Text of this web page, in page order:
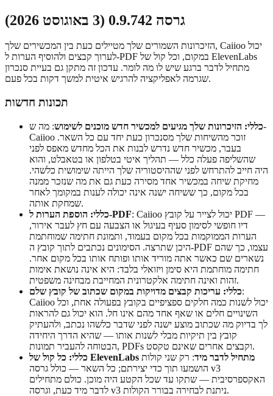
גרסה 0.9.742 (3 באוגוסט 2026)
הזיכרונות השמורים שלך מטיילים כעת בין המכשירים שלך, Caiioo יכול
לערוך קבצים ולהוסיף הערות ל-PDF במקום, וכל קול של ElevenLabs
מתחיל לדבר ברגע שיש לו מה לומר. עדכון זה מתקן גם בעיית סנכרון
שגרמה לאפליקציה להרגיש איטית למשך דקות בכל פעם.
תכונות חדשות
כללי: הזיכרונות שלך מגיעים למכשיר חדש מוכנים לשימוש: מה ש-
Caiioo זוכר מהשיחות שלך מסנכרון כעת יחד עם כל השאר.
בעבר, מכשיר חדש נדרש לבנות את הכל מחדש מאפס לפני
שהשליפה פעלה כלל — תהליך איטי בטלפון או בטאבלט, והוא
היה חייב להתרחש לפני שההיסטוריה שלך הייתה שימושית כלשהי.
מחיקת שיחה במכשיר אחד מסירה כעת גם את מה שנזכר ממנה
בכל מקום, כך ששיחה ישנה אינה יכולה לענות במקומך לאחר
שמחקת אותה.
כללי: הוספת הערות ל-PDF: Caiioo יכול לצייר על קובץ PDF —
דיו חופשי לסימון סעיף בעיגול או הצבעה עם חץ לעבר אירור,
הערות הממוקמות בכל מקום בעמוד, ותמונת חתימה שמוחתמת
היכן שתרצה. הסימונים נכתבים לתוך קובץ ה-PDF עצמו, כך שהם
נשארים שם כאשר אתה מוריד אותו ופותח אותו בכל מקום אחר.
חתימה מוחתמת היא סימן ויזואלי בלבד: היא אינה נושאת אימות
זהות ואינה חתימה אלקטרונית המחייבת מבחינה משפטית.
כללי: עריכות קבצים מדויקות במקום שכתוב של קובץ שלם:
Caiioo יכול לשנות כמה חלקים ספציפיים בקובץ בפעולה אחת, וכל
השינויים חלים או שאף אחד מהם אינו חל. הוא יכול גם להראות
לך בדיוק מה שכתוב מוצע ישנה לפני שדבר כלשהו נכתב, ולהעתיק
קובץ בין תיקיות מבלי לשנות אותו — שהיא הדרך היחידה
הבטוחה להעביר תמונות, PDFs וקבצים אחרים שאינם טקסט.
כללי: כל קול של ElevenLabs מתחיל לדבר מיד: רק שני קולות
הושמעו תוך כדי יצירתם; כל השאר — כולל גרסה v3
האקספרסיבית — שתקו עד שכל הקטע היה מוכן. כולם מתחילים
לדבר מיד כעת, וגרסה v3 ניתנת לבחירה בבורר הקולות.